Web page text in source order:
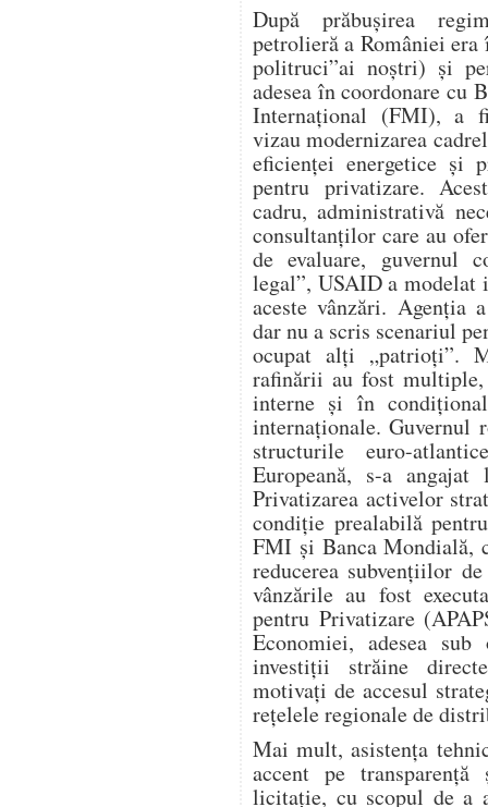
După prăbușirea
petrolieră a României era
politruci”ai noștri) și
adesea în coordonare cu
Internațional (FMI), a
vizau modernizarea
eficienței energetice și
pentru privatizare.
cadru, administrativă
consultanților care au
de evaluare, guvernul
legal”, USAID a
aceste vânzări. Agenția
dar nu a scris scenariul
ocupat alți „patrioți”.
rafinării au fost
interne și în
internaționale. Guvernul
structurile euro-
Europeană, s-a
Privatizarea activelor
condiție prealabilă
FMI și Banca Mondială,
reducerea subvențiilor
vânzările au fost
pentru Privatizare
Economiei, adesea
investiții străine
motivați de accesul
rețelele regionale de
Mai mult, asistența
accent pe
licitație, cu scopul de a